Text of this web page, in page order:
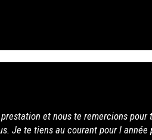
J espére que tu as
À+ Christophe